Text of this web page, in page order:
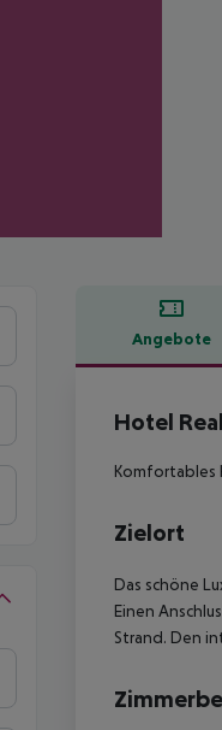
Angebote
Hotel
Komfortables
Zielort
Das schöne
Einen
Strand. Den